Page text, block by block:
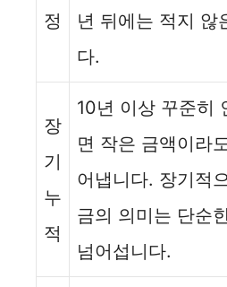
정
년 뒤에는 적지 않
다.
장
기
누
적
10년 이상 꾸준히
면 작은 금액이라
어냅니다. 장기적
금의 의미는 단순
넘어섭니다.